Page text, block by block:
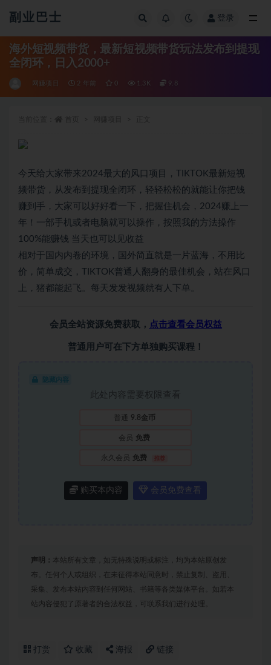
副业巴士 登录
海外短视频带货，最新短视频带货玩法发布到提现
全闭环，日入2000+
网赚项目 2 年前 0 1.3K 9.8
今天给大家带来2024最大的风口项目，TIKTOK最新短视
频带货，从发布到提现全闭环，轻轻松松的就能让你把钱
赚到手，大家可以好好看一下，把握住机会，2024赚上一
年！一部手机或者电脑就可以操作，按照我的方法操作
100%能赚钱 当天也可以见收益
相对于国内内卷的环境，国外简直就是一片蓝海，不用比
价，简单成交，TIKTOK普通人翻身的最佳机会，站在风口
上，猪都能起飞。每天发发视频就有人下单。
会员全站资源免费获取， 点击查看会员权益
普通用户可在下方单独购买课程！
隐藏内容
此处内容需要权限查看
普通 9.8金币
会员 免费
永久会员 免费 推荐
购买本内容 会员免费查看
声明： 本站所有文章，如无特殊说明或标注，均为本站原创发
布。任何个人或组织，在未征得本站同意时，禁止复制、盗用、
采集、发布本站内容到任何网站、书籍等各类媒体平台。如若本
站内容侵犯了原著者的合法权益，可联系我们进行处理。
打赏 收藏 海报 链接